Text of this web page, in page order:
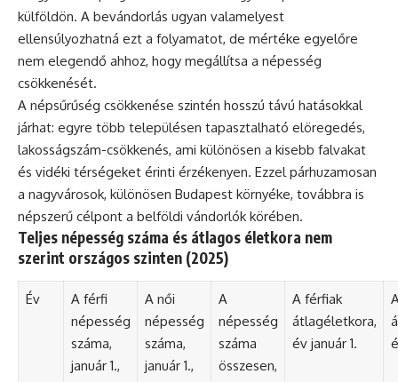
külföldön. A bevándorlás ugyan valamelyest
ellensúlyozhatná ezt a folyamatot, de mértéke egyelőre
nem elegendő ahhoz, hogy megállítsa a népesség
csökkenését.
A népsűrűség csökkenése szintén hosszú távú hatásokkal
járhat: egyre több településen tapasztalható elöregedés,
lakosságszám-csökkenés, ami különösen a kisebb falvakat
és vidéki térségeket érinti érzékenyen. Ezzel párhuzamosan
a nagyvárosok, különösen Budapest környéke, továbbra is
népszerű célpont a belföldi vándorlók körében.
Teljes népesség száma és átlagos életkora nem
szerint országos szinten (2025)
Év
A férfi
népesség
száma,
január 1.,
A női
népesség
száma,
január 1.,
A
népesség
száma
összesen,
A férfiak
átlagéletkora,
év január 1.